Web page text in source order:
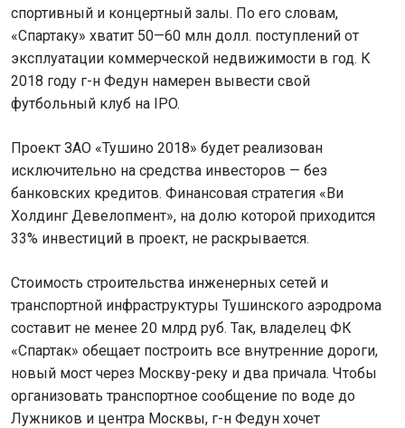
спортивный и концертный залы. По его словам,
«Спартаку» хватит 50—60 млн долл. поступлений от
эксплуатации коммерческой недвижимости в год. К
2018 году г-н Федун намерен вывести свой
футбольный клуб на IPO.
Проект ЗАО «Тушино 2018» будет реализован
исключительно на средства инвесторов — без
банковских кредитов. Финансовая стратегия «Ви
Холдинг Девелопмент», на долю которой приходится
33% инвестиций в проект, не раскрывается.
Стоимость строительства инженерных сетей и
транспортной инфраструктуры Тушинского аэродрома
составит не менее 20 млрд руб. Так, владелец ФК
«Спартак» обещает построить все внутренние дороги,
новый мост через Москву-реку и два причала. Чтобы
организовать транспортное сообщение по воде до
Лужников и центра Москвы, г-н Федун хочет